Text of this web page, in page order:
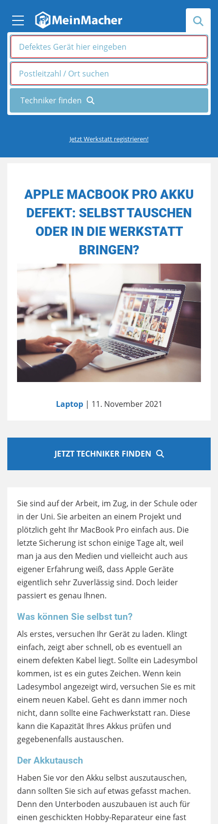
Jetzt Werkstatt registrieren!
APPLE MACBOOK PRO AKKU
DEFEKT: SELBST TAUSCHEN
ODER IN DIE WERKSTATT
BRINGEN?
Laptop| 11. November 2021
JETZT TECHNIKER FINDEN
Sie sind auf der Arbeit, im Zug, in der Schule oder
in der Uni. Sie arbeiten an einem Projekt und
plötzlich geht Ihr MacBook Pro einfach aus. Die
letzte Sicherung ist schon einige Tage alt, weil
man ja aus den Medien und vielleicht auch aus
eigener Erfahrung weiß, dass Apple Geräte
eigentlich sehr Zuverlässig sind. Doch leider
passiert es genau Ihnen.
Was können Sie selbst tun?
Als erstes, versuchen Ihr Gerät zu laden. Klingt
einfach, zeigt aber schnell, ob es eventuell an
einem defekten Kabel liegt. Sollte ein Ladesymbol
kommen, ist es ein gutes Zeichen. Wenn kein
Ladesymbol angezeigt wird, versuchen Sie es mit
einem neuen Kabel. Geht es dann immer noch
nicht, dann sollte eine Fachwerkstatt ran. Diese
kann die Kapazität Ihres Akkus prüfen und
gegebenenfalls austauschen.
Der Akkutausch
Haben Sie vor den Akku selbst auszutauschen,
dann sollten Sie sich auf etwas gefasst machen.
Denn den Unterboden auszubauen ist auch für
einen geschickten Hobby-Reparateur eine fast